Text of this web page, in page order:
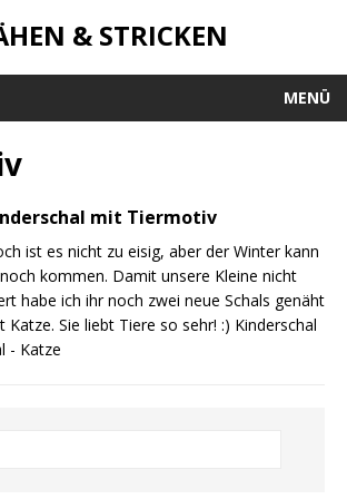
& STRICKEN
MENÜ
mit Tiermotiv
ist es nicht zu eisig, aber der Winter kann
kommen. Damit unsere Kleine nicht
habe ich ihr noch zwei neue Schals genäht
Sie liebt Tiere so sehr! :) Kinderschal
- Katze